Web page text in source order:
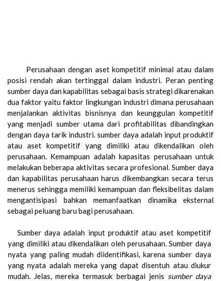
Perusahaan dengan aset kompetitif minimal atau dalam
posisi rendah akan tertinggal dalam industri. Peran penting
sumber daya dan kapabilitas sebagai basis strategi dikarenakan
dua faktor yaitu faktor lingkungan industri dimana perusahaan
menjalankan aktivitas bisnisnya dan keunggulan kompetitif
yang menjadi sumber utama dari profitabilitas dibandingkan
dengan daya tarik industri. sumber daya adalah input produktif
atau aset kompetitif yang dimiliki atau dikendalikan oleh
perusahaan. Kemampuan adalah kapasitas perusahaan untuk
melakukan beberapa aktivitas secara profesional. Sumber daya
dan kapabilitas perusahaan harus dikembangkan secara terus
menerus sehingga memiliki kemampuan dan fleksibelitas dalam
mengantisipasi bahkan memanfaatkan dinamika eksternal
sebagai peluang baru bagi perusahaan.
Sumber daya adalah input produktif atau aset kompetitif
yang dimiliki atau dikendalikan oleh perusahaan. Sumber daya
nyata yang paling mudah diidentifikasi, karena sumber daya
yang nyata adalah mereka yang dapat disentuh atau diukur
mudah. Jelas, mereka termasuk berbagai jenis sumber daya